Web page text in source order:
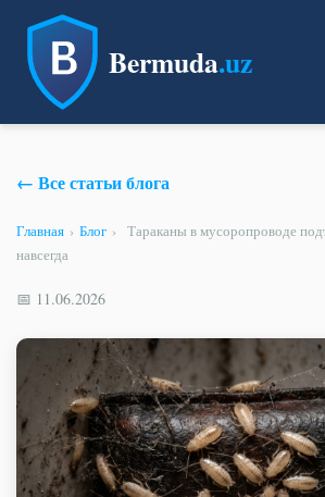
Bermuda.uz
← Все статьи блога
Главная › Блог ›
Тараканы в мусоропроводе
навсегда
📅 11.06.2026